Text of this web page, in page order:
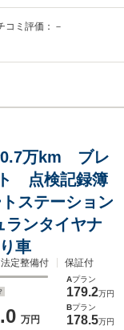
コミ評価：－
0.7万km ブレ
ト 点検記録簿
ステーション
ンタイヤナ
車
法定整備付 保証付
.0 万円
Aプラン
179.2万円
Bプラン
178.5万円